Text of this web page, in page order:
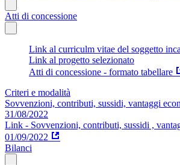
Atti di concessione
Link al curriculm vitae del soggetto
Link al progetto selezionato
Atti di concessione - formato tabellare
Criteri e modalità
Sovvenzioni, contributi, sussidi, vantaggi
31/08/2022
Link - Sovvenzioni, contributi, sussidi ,
01/09/2022
Bilanci